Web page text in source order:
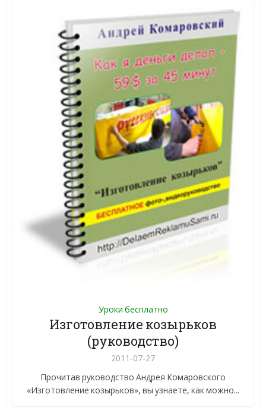
Уроки бесплатно
Изготовление козырьков
(руководство)
2011-07-27
Прочитав руководство Андрея Комаровского
«Изготовление козырьков», вы узнаете, как можно...